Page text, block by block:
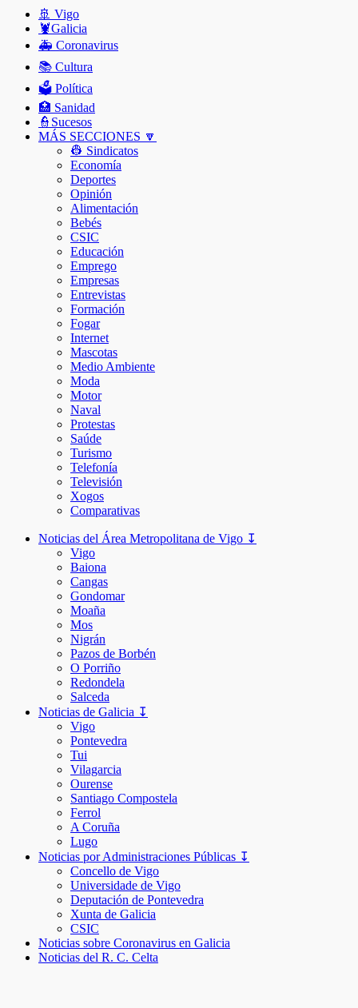
🚢 Vigo
🦞️Galicia
🚑 Coronavirus
📚 Cultura
🗳️ Política
🏥 Sanidad
👮Sucesos
MÁS SECCIONES 🔽
👷 Sindicatos
Economía
Deportes
Opinión
Alimentación
Bebés
CSIC
Educación
Emprego
Empresas
Entrevistas
Formación
Fogar
Internet
Mascotas
Medio Ambiente
Moda
Motor
Naval
Protestas
Saúde
Turismo
Telefonía
Televisión
Xogos
Comparativas
Noticias del Área Metropolitana de Vigo ↧
Vigo
Baiona
Cangas
Gondomar
Moaña
Mos
Nigrán
Pazos de Borbén
O Porriño
Redondela
Salceda
Noticias de Galicia ↧
Vigo
Pontevedra
Tui
Vilagarcia
Ourense
Santiago Compostela
Ferrol
A Coruña
Lugo
Noticias por Administraciones Públicas ↧
Concello de Vigo
Universidade de Vigo
Deputación de Pontevedra
Xunta de Galicia
CSIC
Noticias sobre Coronavirus en Galicia
Noticias del R. C. Celta